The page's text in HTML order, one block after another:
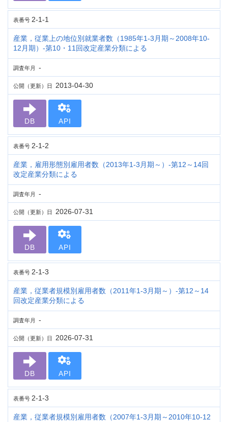
表番号 2-1-1
産業，従業上の地位別就業者数（1985年1-3月期～2008年10-
12月期）-第10・11回改定産業分類による
調査年月 -
公開（更新）日 2013-04-30
DB API
表番号 2-1-2
産業，雇用形態別雇用者数（2013年1-3月期～）-第12～14回
改定産業分類による
調査年月 -
公開（更新）日 2026-07-31
DB API
表番号 2-1-3
産業，従業者規模別雇用者数（2011年1-3月期～）-第12～14
回改定産業分類による
調査年月 -
公開（更新）日 2026-07-31
DB API
表番号 2-1-3
産業，従業者規模別雇用者数（2007年1-3月期～2010年10-12